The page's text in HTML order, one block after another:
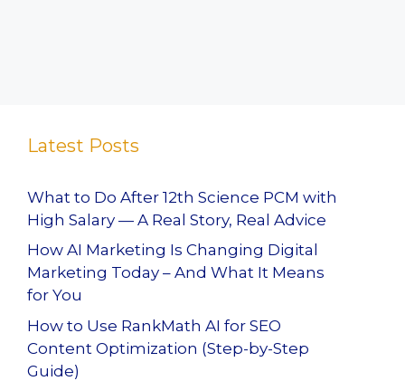
Latest Posts
What to Do After 12th Science PCM with
High Salary — A Real Story, Real Advice
How AI Marketing Is Changing Digital
Marketing Today – And What It Means
for You
How to Use RankMath AI for SEO
Content Optimization (Step-by-Step
Guide)